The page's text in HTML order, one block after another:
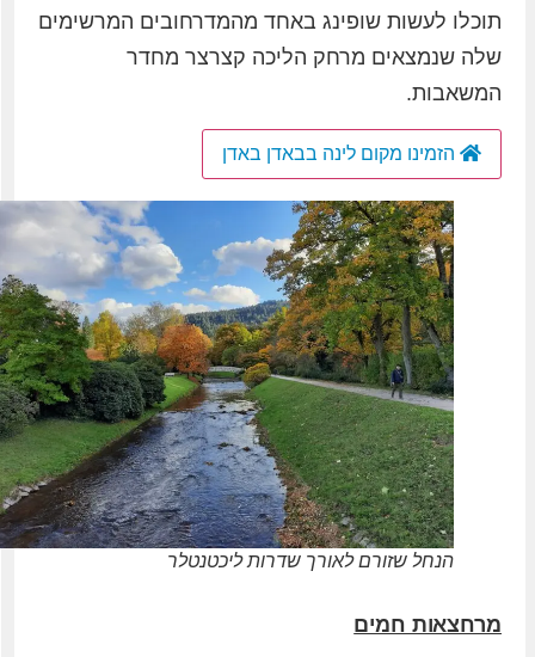
תוכלו לעשות שופינג באחד מהמדרחובים המרשימים
שלה שנמצאים מרחק הליכה קצרצר מחדר
המשאבות.
הזמינו מקום לינה בבאדן באדן
הנחל שזורם לאורך שדרות ליכטנטלר
מרחצאות חמים